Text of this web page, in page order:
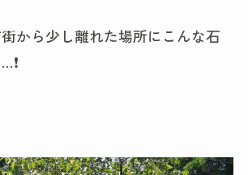
から少し離れた場所にこんな石